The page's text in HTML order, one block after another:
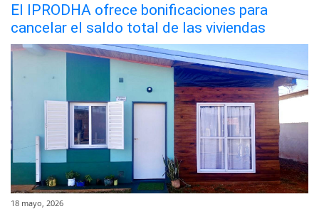
El IPRODHA ofrece bonificaciones para
cancelar el saldo total de las viviendas
18 mayo, 2026